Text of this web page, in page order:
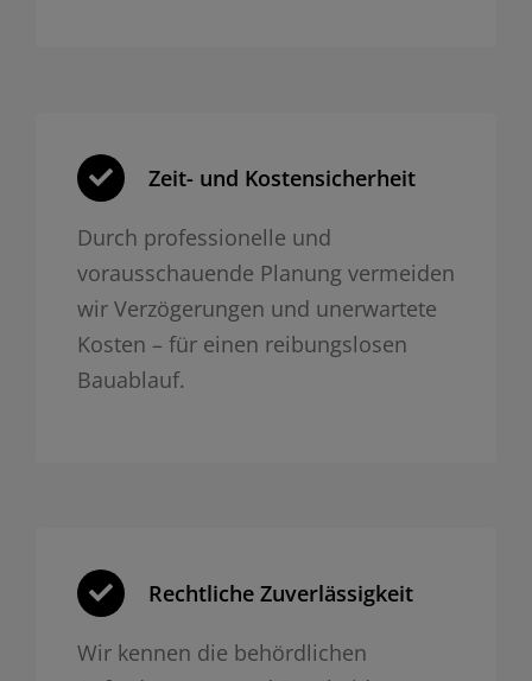
Zeit- und Kosten­sicherheit
Durch professionelle und
vorausschauende Planung vermeiden
wir Verzögerungen und unerwartete
Kosten – für einen reibungslosen
Bauablauf.
Rechtliche Zuverlässigkeit
Wir kennen die behördlichen